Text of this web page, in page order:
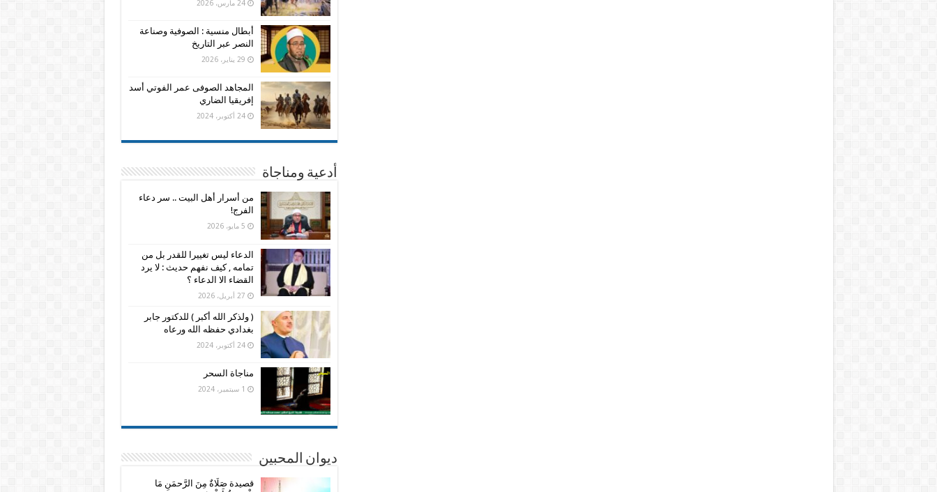
24 مارس، 2026
أبطال منسية : الصوفية وصناعة
النصر عبر التاريخ
29 يناير، 2026
المجاهد الصوفى عمر الفوتي أسد
إفريقيا الضاري
24 أكتوبر، 2024
أدعية ومناجاة
من أسرار أهل البيت .. سر دعاء
الفرج!
5 مايو، 2026
الدعاء ليس تغييرا للقدر بل من
تمامه , كيف نفهم حديث : لا يرد
القضاء الا الدعاء ؟
27 أبريل، 2026
( ولذكر الله أكبر ) للدكتور جابر
بغدادي حفظه الله ورعاه
24 أكتوبر، 2024
مناجاة السحر
1 سبتمبر، 2024
ديوان المحبين
قصيدة صَلَاةٌ مِنَ الرَّحمَنِ مَا